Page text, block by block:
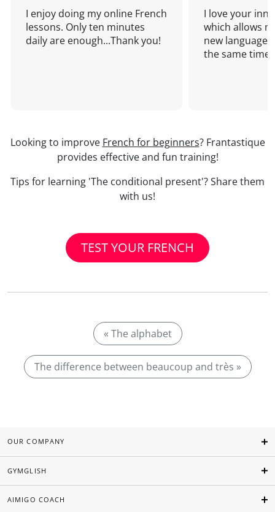
I enjoy doing my online French
lessons. Only ten minutes
daily are enough...Thank you!
I love your
which allows
new language
the same time!
Looking to improve French for beginners? Frantastique
provides effective and fun training!
Tips for learning 'The conditional present'? Share them
with us!
TEST YOUR FRENCH
« The alphabet
The difference between beaucoup and très »
OUR COMPANY
GYMGLISH
AIMIGO COACH